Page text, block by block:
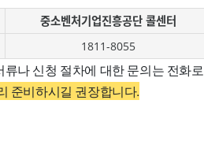
중소벤처기업진흥공단 콜센터
1811-8055
류나 신청 절차에 대한 문의는 전화로
준비하시길 권장합니다.